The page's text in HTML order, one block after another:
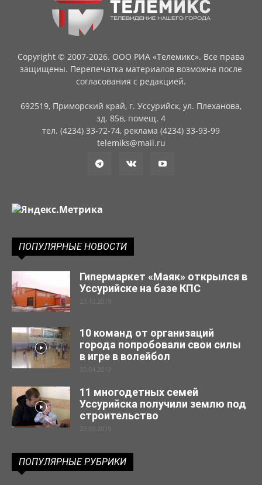
Copyright © 2007-2026. ООО РИА «Телемикс». Все права
защищены. Перепечатка материалов возможна после
согласования с редакцией.
692519, Приморский край, г. Уссурийск, ул. Плеханова,
зд. 85в, помещ. 4
тел. (4234) 33-72-74, реклама (4234) 33-93-99
telemiks@mail.ru
ПОПУЛЯРНЫЕ НОВОСТИ
Гипермаркет «Маяк» открылся в
Уссурийске на базе КПС
23.12.2019
10 команд от организаций
города попробовали свои силы
в игре в волейбол
30.04.2019
11 многодетных семей
Уссурийска получили землю под
строительство
29.03.2019
ПОПУЛЯРНЫЕ РУБРИКИ